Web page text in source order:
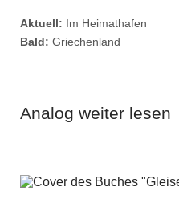
Aktuell: Im Heimathafen
Bald: Griechenland
Analog weiter lesen